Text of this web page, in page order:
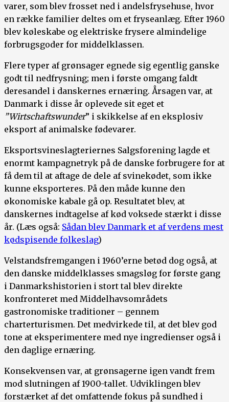
varer, som blev frosset ned i andelsfrysehuse, hvor
en række familier deltes om et fryseanlæg. Efter 1960
blev køleskabe og elektriske frysere almindelige
forbrugsgoder for middelklassen.
Flere typer af grønsager egnede sig egentlig ganske
godt til nedfrysning; men i første omgang faldt
deresandel i danskernes ernæring. Årsagen var, at
Danmark i disse år oplevede sit eget et
”Wirtschaftswunder” i skikkelse af en eksplosiv
eksport af animalske fødevarer.
Eksportsvineslagteriernes Salgsforening lagde et
enormt kampagnetryk på de danske forbrugere for at
få dem til at aftage de dele af svinekødet, som ikke
kunne eksporteres. På den måde kunne den
økonomiske kabale gå op. Resultatet blev, at
danskernes indtagelse af kød voksede stærkt i disse
år. (Læs også: Sådan blev Danmark et af verdens mest
kødspisende folkeslag)
Velstandsfremgangen i 1960’erne betød dog også, at
den danske middelklasses smagsløg for første gang
i Danmarkshistorien i stort tal blev direkte
konfronteret med Middelhavsområdets
gastronomiske traditioner – gennem
charterturismen. Det medvirkede til, at det blev god
tone at eksperimentere med nye ingredienser også i
den daglige ernæring.
Konsekvensen var, at grønsagerne igen vandt frem
mod slutningen af 1900-tallet. Udviklingen blev
forstærket af det omfattende fokus på sundhed i